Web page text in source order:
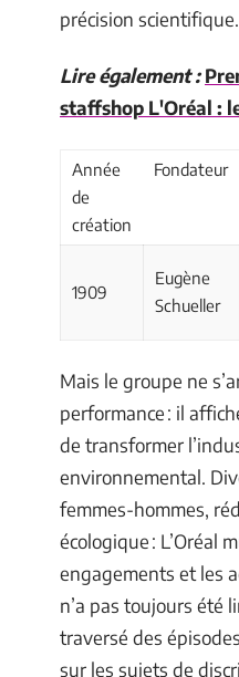
précision scientifique.
Lire également :
staffshop L'Oréal :
Année
de
création
Fondateur
1909
Eugène
Schueller
Mais le groupe ne
performance : il
de transformer
environnemental.
femmes-hommes,
écologique : L’Oréal
engagements et les
n’a pas toujours été
traversé des
sur les sujets de